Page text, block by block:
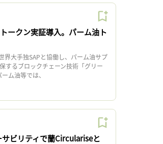
ークン実証導入。パーム油ト
大手独SAPと協働し、パーム油サプ
するブロックチェーン技術「グリー
ム油等では、
サビリティで蘭Circulariseと